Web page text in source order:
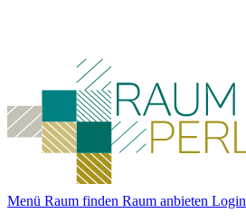
Menü Raum finden Raum anbieten Login